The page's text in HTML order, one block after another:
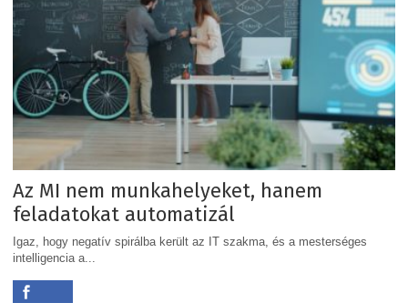
Az MI nem munkahelyeket, hanem
feladatokat automatizál
Igaz, hogy negatív spirálba került az IT szakma, és a mesterséges
intelligencia a...